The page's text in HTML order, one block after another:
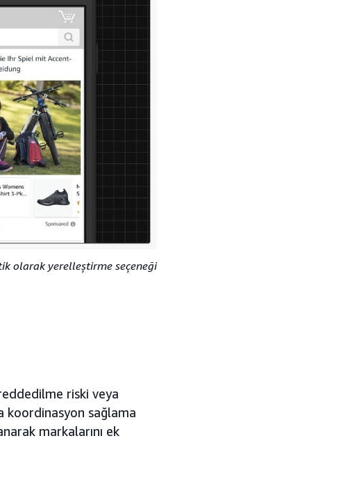
olarak yerelleştirme seçeneği
riski veya
koordinasyon sağlama
markalarını ek